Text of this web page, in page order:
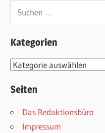
Suchen
nach:
Kategorien
Kategorien
Seiten
Das Redaktionsbüro
Impressum